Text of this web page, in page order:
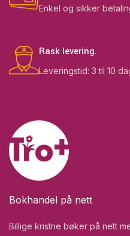
Enkel og sikker
Rask levering.
Leveringstid: 3 til 10
Bokhandel på nett
Billige kristne bøker på nett